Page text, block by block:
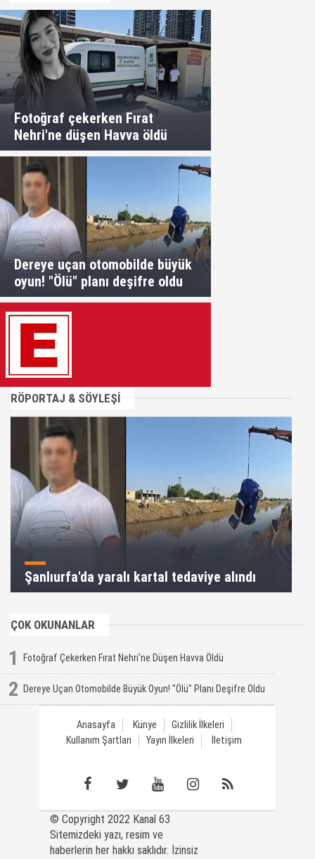
Fotoğraf çekerken Fırat
Nehri'ne düşen Havva öldü
Dereye uçan otomobilde büyük
oyun! "Ölü" planı deşifre oldu
RÖPORTAJ & SÖYLEŞİ
Şanlıurfa'da yaralı kartal tedaviye alındı
ÇOK OKUNANLAR
1 Fotoğraf Çekerken Fırat Nehri'ne Düşen Havva Öldü
2 Dereye Uçan Otomobilde Büyük Oyun! "Ölü" Planı Deşifre Oldu
Anasayfa Künye
Gizlilik İlkeleri
Kullanım Şartları
Yayın İlkeleri İletişim
© Copyright 2022 Kanal 63
Sitemizdeki yazı, resim ve
haberlerin her hakkı saklıdır. İzinsiz